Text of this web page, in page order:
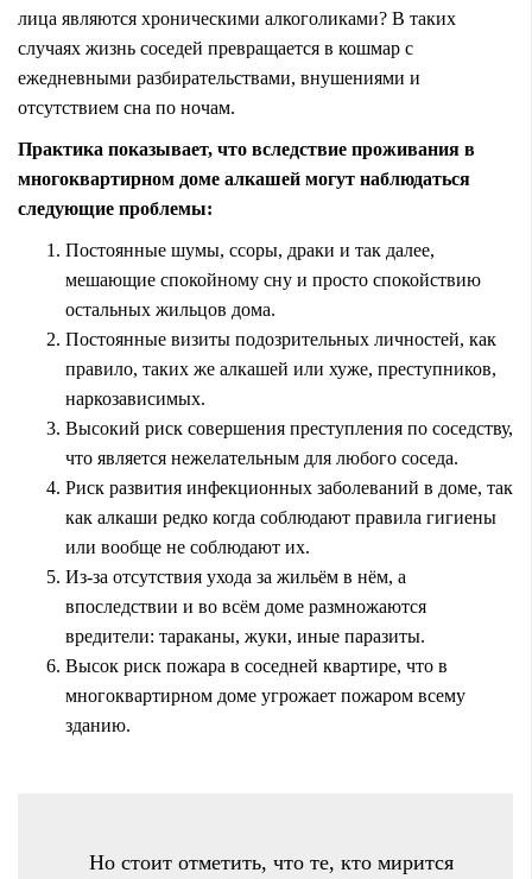
лица являются хроническими алкоголиками? В таких
случаях жизнь соседей превращается в кошмар с
ежедневными разбирательствами, внушениями и
отсутствием сна по ночам.
Практика показывает, что вследствие проживания в
многоквартирном доме алкашей могут наблюдаться
следующие проблемы:
Постоянные шумы, ссоры, драки и так далее,
мешающие спокойному сну и просто спокойствию
остальных жильцов дома.
Постоянные визиты подозрительных личностей, как
правило, таких же алкашей или хуже, преступников,
наркозависимых.
Высокий риск совершения преступления по соседству,
что является нежелательным для любого соседа.
Риск развития инфекционных заболеваний в доме, так
как алкаши редко когда соблюдают правила гигиены
или вообще не соблюдают их.
Из-за отсутствия ухода за жильём в нём, а
впоследствии и во всём доме размножаются
вредители: тараканы, жуки, иные паразиты.
Высок риск пожара в соседней квартире, что в
многоквартирном доме угрожает пожаром всему
зданию.
Но стоит отметить, что те, кто мирится